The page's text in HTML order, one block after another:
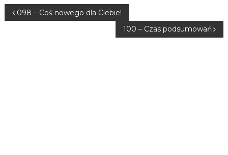
N098 – Coś nowego dla Ciebie!
100 – Czas podsumowań